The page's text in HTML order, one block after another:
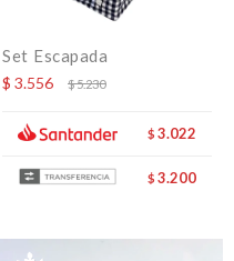
Set Escapada
$ 3.556 $5.230
$ 3.022
$ 3.200